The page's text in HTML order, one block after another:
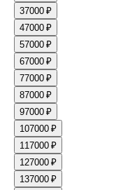
37000 ₽
47000 ₽
57000 ₽
67000 ₽
77000 ₽
87000 ₽
97000 ₽
107000 ₽
117000 ₽
127000 ₽
137000 ₽